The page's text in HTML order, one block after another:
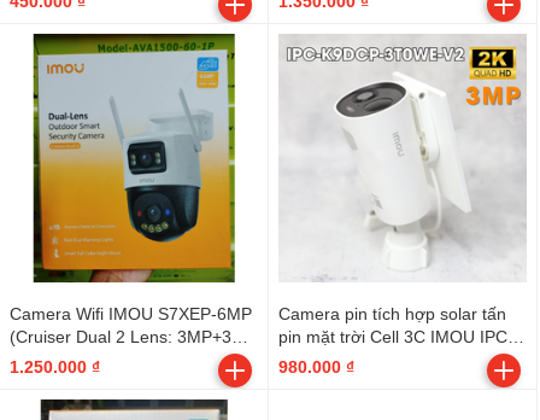
Camera Wifi IMOU S7XEP-6MP
(Cruiser Dual 2 Lens: 3MP+3MP
| FullColor) -Outdoor
1.250.000 ₫
Camera pin tích hợp solar tấn
pin mặt trời Cell 3C IMOU IPC-
K9DCP-3T0WE-V2 2K 3MP wifi,
đàm thoại 2 chiều, cảnh báo âm
980.000 ₫